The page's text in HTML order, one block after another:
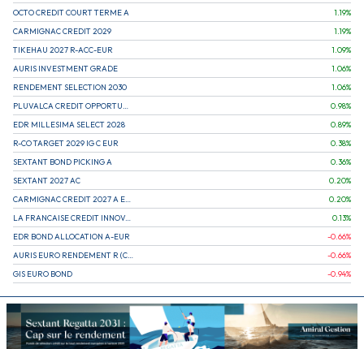
OCTO CREDIT COURT TERME A
1.19%
CARMIGNAC CREDIT 2029
1.19%
TIKEHAU 2027 R-ACC-EUR
1.09%
AURIS INVESTMENT GRADE
1.06%
RENDEMENT SELECTION 2030
1.06%
0.98%
EDR MILLESIMA SELECT 2028
0.89%
R-CO TARGET 2029 IG C EUR
0.38%
SEXTANT BOND PICKING A
0.36%
SEXTANT 2027 AC
0.20%
0.20%
LA FRANCAISE CREDIT INNOVATION
0.13%
EDR BOND ALLOCATION A-EUR
-0.66%
-0.66%
GIS EURO BOND
-0.94%